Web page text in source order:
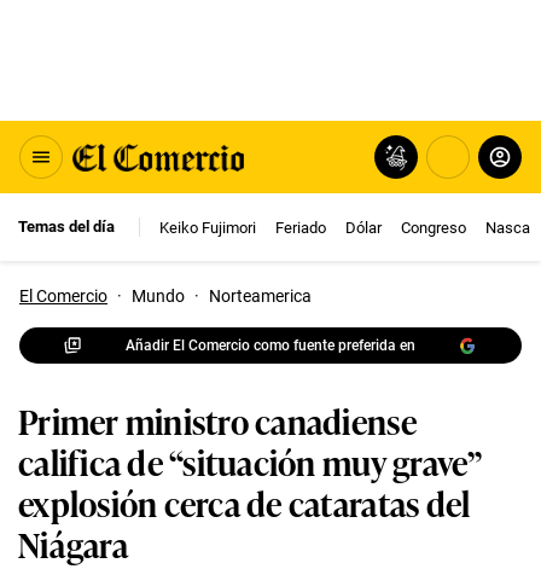
Temas del día Keiko Fujimori Feriado Dólar Congreso Nasca
El Comercio · Mundo · Norteamerica
Añadir El Comercio como fuente preferida en
Primer ministro canadiense
califica de “situación muy grave”
explosión cerca de cataratas del
Niágara